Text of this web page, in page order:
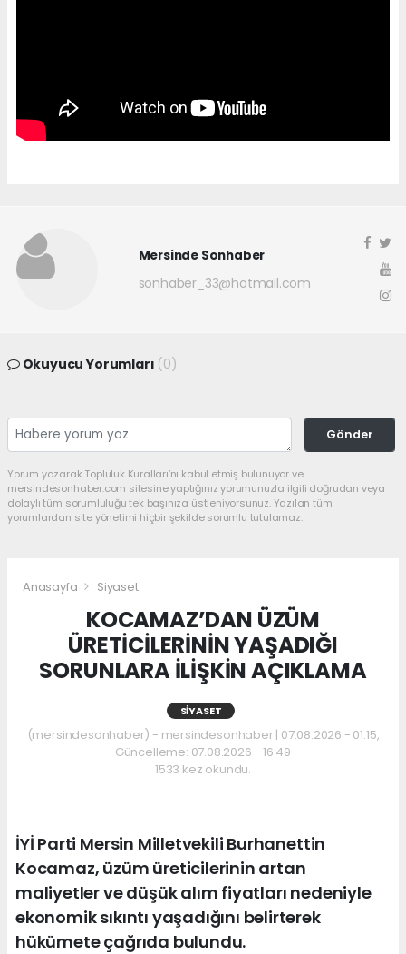
Mersinde Sonhaber
sonhaber_33@hotmail.com
Okuyucu Yorumları (0)
Gönder
Yorum yazarak Topluluk Kuralları’nı kabul etmiş bulunuyor ve
mersindesonhaber.com sitesine yaptığınız yorumunuzla ilgili doğrudan veya
dolaylı tüm sorumluluğu tek başınıza üstleniyorsunuz. Yazılan tüm
yorumlardan site yönetimi hiçbir şekilde sorumlu tutulamaz.
Anasayfa Siyaset
KOCAMAZ’DAN ÜZÜM
ÜRETİCİLERİNİN YAŞADIĞI
SORUNLARA İLİŞKİN AÇIKLAMA
SIYASET
(mersindesonhaber) - mersindesonhaber | 07.08.2026 - 01:15,
Güncelleme: 07.08.2026 - 16:49
1533 kez okundu.
İYİ Parti Mersin Milletvekili Burhanettin
Kocamaz, üzüm üreticilerinin artan
maliyetler ve düşük alım fiyatları nedeniyle
ekonomik sıkıntı yaşadığını belirterek
hükümete çağrıda bulundu.